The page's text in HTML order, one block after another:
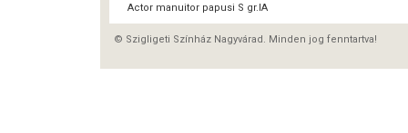
Actor manuitor papusi S gr.IA
© Szigligeti Színház Nagyvárad. Minden jog fenntartva!